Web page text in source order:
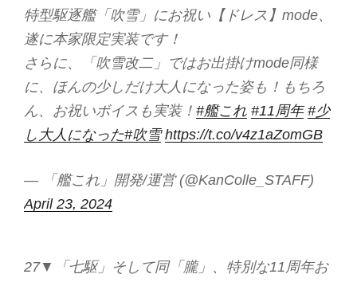
特型駆逐艦「吹雪」にお祝い【ドレス】mode、
遂に本家限定実装です！
さらに、「吹雪改二」ではお出掛けmode同様
に、ほんの少しだけ大人になった姿も！もちろ
ん、お祝いボイスも実装！ #艦これ #11周年 #少
し大人になった#吹雪 https://t.co/v4z1aZomGB
— 「艦これ」開発/運営 (@KanColle_STAFF)
April 23, 2024
27▼「七駆」そして同「朧」、特別な11周年お